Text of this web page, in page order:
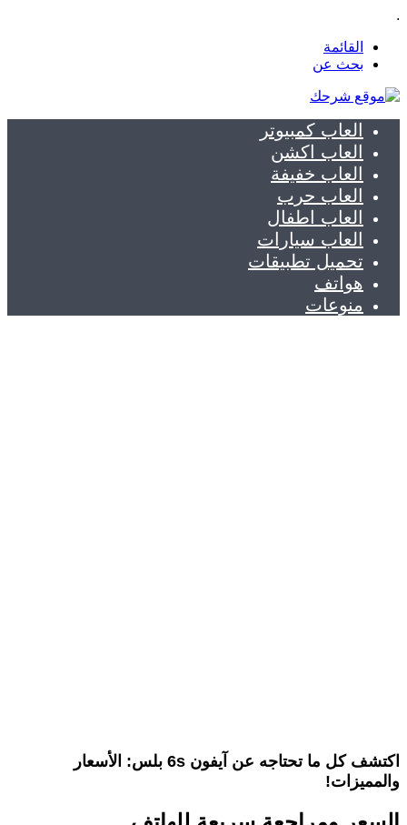
.
القائمة
بحث عن
العاب كمبيوتر
العاب اكشن
العاب خفيفة
العاب حرب
العاب اطفال
العاب سيارات
تحميل تطبيقات
هواتف
منوعات
اكتشف كل ما تحتاجه عن آيفون 6s بلس: الأسعار
والمميزات!